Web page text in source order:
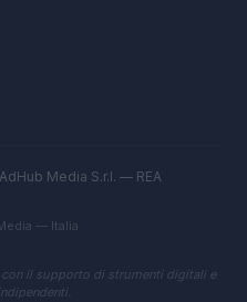
Media S.r.l. — REA
— Italia
il supporto di strumenti digitali e